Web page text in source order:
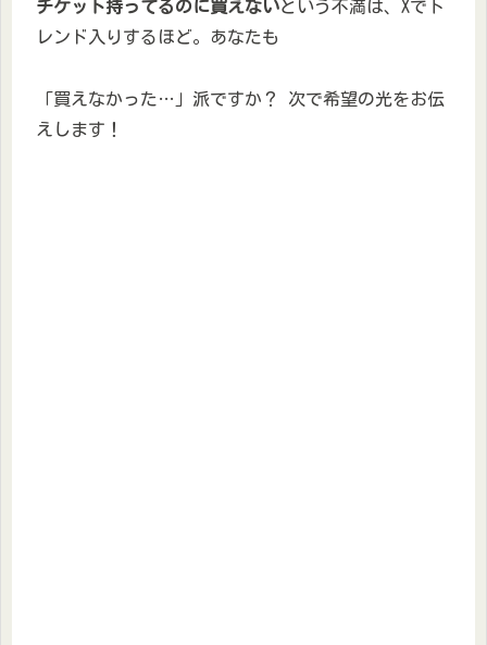
チケット持ってるのに買えないという不満は、Xでト
レンド入りするほど。あなたも
「買えなかった…」派ですか？ 次で希望の光をお伝
えします！